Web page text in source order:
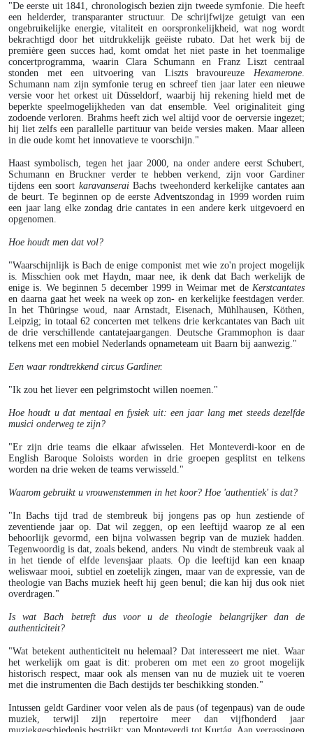
"De eerste uit 1841, chronologisch bezien zijn tweede symfonie. Die heeft
een helderder, transparanter structuur. De schrijfwijze getuigt van een
ongebruikelijke energie, vitaliteit en oorspronkelijkheid, wat nog wordt
bekrachtigd door het uitdrukkelijk geëiste rubato. Dat het werk bij de
première geen succes had, komt omdat het niet paste in het toenmalige
concertprogramma, waarin Clara Schumann en Franz Liszt centraal
stonden met een uitvoering van Liszts bravoureuze Hexamerone.
Schumann nam zijn symfonie terug en schreef tien jaar later een nieuwe
versie voor het orkest uit Düsseldorf, waarbij hij rekening hield met de
beperkte speelmogelijkheden van dat ensemble. Veel originaliteit ging
zodoende verloren. Brahms heeft zich wel altijd voor de oerversie ingezet;
hij liet zelfs een parallelle partituur van beide versies maken. Maar alleen
in die oude komt het innovatieve te voorschijn."
Haast symbolisch, tegen het jaar 2000, na onder andere eerst Schubert,
Schumann en Bruckner verder te hebben verkend, zijn voor Gardiner
tijdens een soort karavanseraiBachs tweehonderd kerkelijke cantates aan
de beurt. Te beginnen op de eerste Adventszondag in 1999 worden ruim
een jaar lang elke zondag drie cantates in een andere kerk uitgevoerd en
opgenomen.
Hoe houdt men dat vol?
"Waarschijnlijk is Bach de enige componist met wie zo'n project mogelijk
is. Misschien ook met Haydn, maar nee, ik denk dat Bach werkelijk de
enige is. We beginnen 5 december 1999 in Weimar met de Kerstcantates
en daarna gaat het week na week op zon- en kerkelijke feestdagen verder.
In het Thüringse woud, naar Arnstadt, Eisenach, Mühlhausen, Köthen,
Leipzig; in totaal 62 concerten met telkens drie kerkcantates van Bach uit
de drie verschillende cantatejaargangen. Deutsche Grammophon is daar
telkens met een mobiel Nederlands opnameteam uit Baarn bij aanwezig."
Een waar rondtrekkend circus Gardiner.
"Ik zou het liever een pelgrimstocht willen noemen."
Hoe houdt u dat mentaal en fysiek uit: een jaar lang met steeds dezelfde
musici onderweg te zijn?
"Er zijn drie teams die elkaar afwisselen. Het Monteverdi-koor en de
English Baroque Soloists worden in drie groepen gesplitst en telkens
worden na drie weken de teams verwisseld."
Waarom gebruikt u vrouwenstemmen in het koor? Hoe 'authentiek' is dat?
"In Bachs tijd trad de stembreuk bij jongens pas op hun zestiende of
zeventiende jaar op. Dat wil zeggen, op een leeftijd waarop ze al een
behoorlijk gevormd, een bijna volwassen begrip van de muziek hadden.
Tegenwoordig is dat, zoals bekend, anders. Nu vindt de stembreuk vaak al
in het tiende of elfde levensjaar plaats. Op die leeftijd kan een knaap
weliswaar mooi, subtiel en zoetelijk zingen, maar van de expressie, van de
theologie van Bachs muziek heeft hij geen benul; die kan hij dus ook niet
overdragen."
Is wat Bach betreft dus voor u de theologie belangrijker dan de
authenticiteit?
"Wat betekent authenticiteit nu helemaal? Dat interesseert me niet. Waar
het werkelijk om gaat is dit: proberen om met een zo groot mogelijk
historisch respect, maar ook als mensen van nu de muziek uit te voeren
met die instrumenten die Bach destijds ter beschikking stonden."
Intussen geldt Gardiner voor velen als de paus (of tegenpaus) van de oude
muziek, terwijl zijn repertoire meer dan vijfhonderd jaar